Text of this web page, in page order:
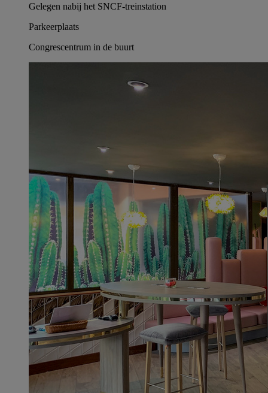
Gelegen nabij het SNCF-treinstation
Parkeerplaats
Congrescentrum in de buurt